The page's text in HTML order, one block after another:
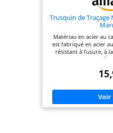
Trusquin de Traçage
Matériau en acier au
est fabriqué en acier
résistant à l’usure, à
durable et peu sujet à
mesure de 0-200 mm,
réduisant les
verrouillage: Équipé
métallique, il peut
garantissant la